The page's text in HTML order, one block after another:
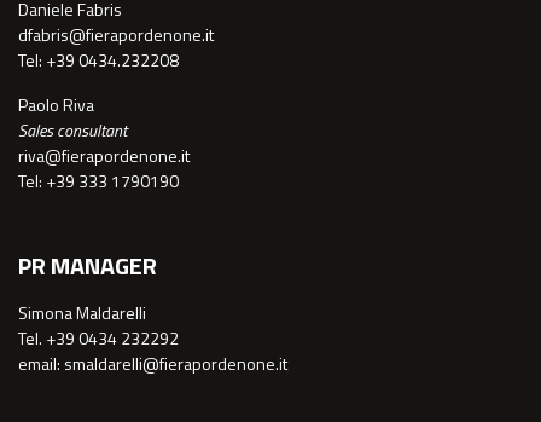
Daniele Fabris
dfabris@fierapordenone.it
Tel: +39 0434.232208
Paolo Riva
Sales consultant
riva@fierapordenone.it
Tel: +39 333 1790190
PR MANAGER
Simona Maldarelli
Tel. +39 0434 232292
email: smaldarelli@fierapordenone.it